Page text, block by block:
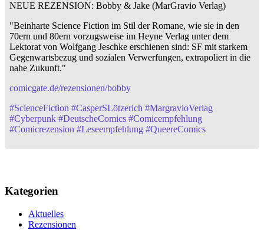
NEUE REZENSION: Bobby & Jake (MarGravio Verlag)
"Beinharte Science Fiction im Stil der Romane, wie sie in den
70ern und 80ern vorzugsweise im Heyne Verlag unter dem
Lektorat von Wolfgang Jeschke erschienen sind: SF mit starkem
Gegenwartsbezug und sozialen Verwerfungen, extrapoliert in die
nahe Zukunft."
comicgate.de/rezensionen/bobby
#ScienceFiction #CasperSLötzerich #MargravioVerlag
#Cyberpunk #DeutscheComics #Comicempfehlung
#Comicrezension #Leseempfehlung #QueereComics
Kategorien
Aktuelles
Rezensionen